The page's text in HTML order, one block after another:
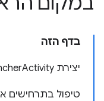
בדף הזה
יצירת LauncherActivity בהתאמה אישית
טיפול בתרחישים